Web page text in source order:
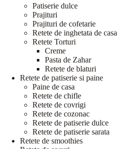
Patiserie dulce
Prajituri
Prajituri de cofetarie
Retete de inghetata de casa
Retete Torturi
Creme
Pasta de Zahar
Retete de blaturi
Retete de patiserie si paine
Paine de casa
Retete de chifle
Retete de covrigi
Retete de cozonac
Retete de patiserie dulce
Retete de patiserie sarata
Retete de smoothies